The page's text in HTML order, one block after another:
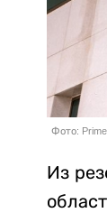
Фото:
Из